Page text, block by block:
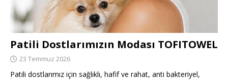
Patili Dostlarımızın Modası TOFITOWEL
23 Temmuz 2026
Patili dostlarımız için sağlıklı, hafif ve rahat, anti bakteriyel,